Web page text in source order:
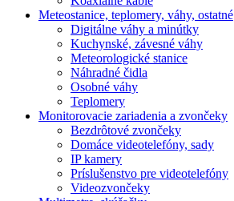
Meteostanice, teplomery, váhy, ostatné
Digitálne váhy a minútky
Kuchynské, závesné váhy
Meteorologické stanice
Náhradné čidla
Osobné váhy
Teplomery
Monitorovacie zariadenia a zvončeky
Bezdrôtové zvončeky
Domáce videotelefóny, sady
IP kamery
Príslušenstvo pre videotelefóny
Videozvončeky